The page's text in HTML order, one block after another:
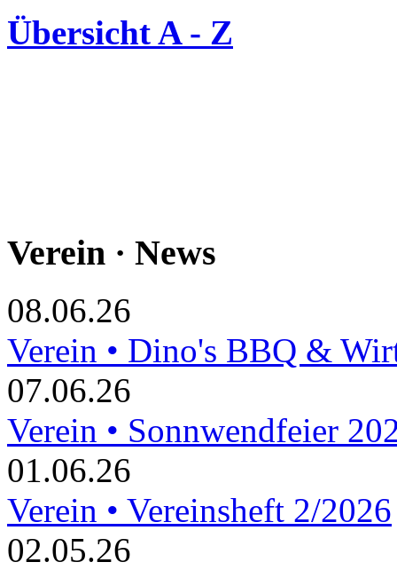
Übersicht A - Z
Verein · News
08.06.26
Verein • Dino's BBQ &
07.06.26
Verein • Sonnwendfeier
01.06.26
Verein • Vereinsheft 2/2026
02.05.26